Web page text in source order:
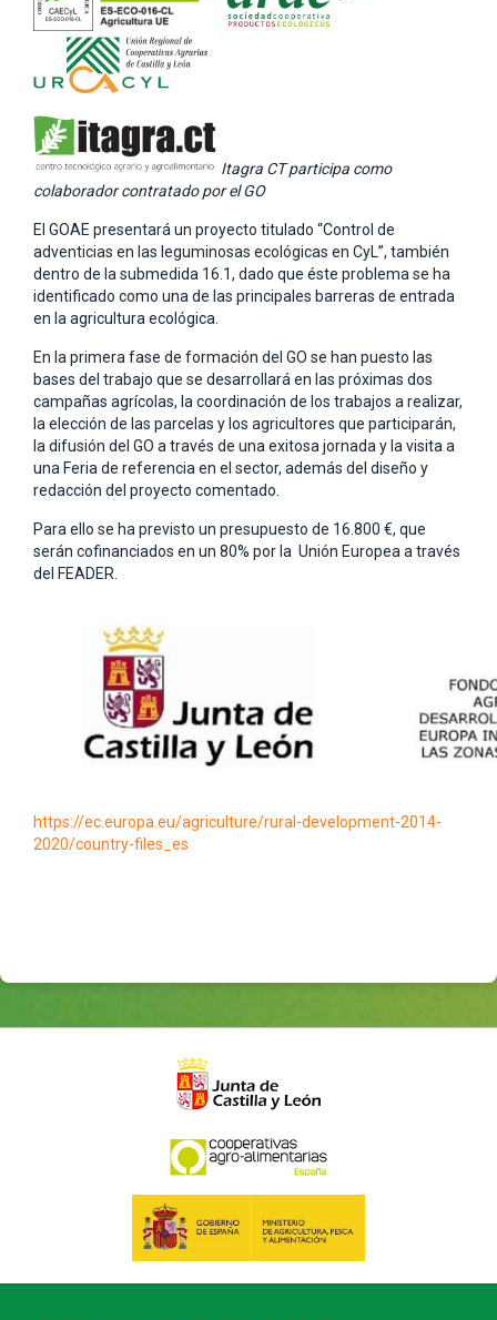
Itagra CT participa como
colaborador contratado por el GO
El GOAE presentará un proyecto titulado “Control de
adventicias en las leguminosas ecológicas en CyL”, también
dentro de la submedida 16.1, dado que éste problema se ha
identificado como una de las principales barreras de entrada
en la agricultura ecológica.
En la primera fase de formación del GO se han puesto las
bases del trabajo que se desarrollará en las próximas dos
campañas agrícolas, la coordinación de los trabajos a realizar,
la elección de las parcelas y los agricultores que participarán,
la difusión del GO a través de una exitosa jornada y la visita a
una Feria de referencia en el sector, además del diseño y
redacción del proyecto comentado.
Para ello se ha previsto un presupuesto de 16.800 €, que
serán cofinanciados en un 80% por la Unión Europea a través
del FEADER.
https://ec.europa.eu/agriculture/rural-development-2014-
2020/country-files_es